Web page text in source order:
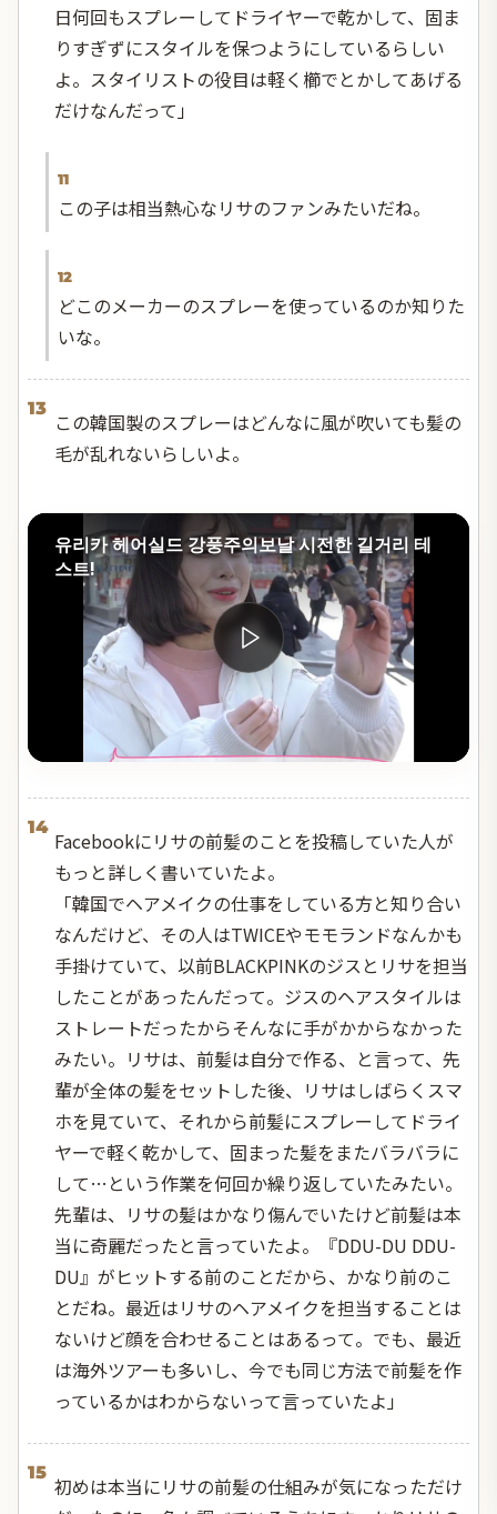
日何回もスプレーしてドライヤーで乾かして、固ま
りすぎずにスタイルを保つようにしているらしい
よ。スタイリストの役目は軽く櫛でとかしてあげる
だけなんだって」
11
この子は相当熱心なリサのファンみたいだね。
12
どこのメーカーのスプレーを使っているのか知りた
いな。
13
この韓国製のスプレーはどんなに風が吹いても髪の
毛が乱れないらしいよ。
유리카 헤어실드 강풍주의보날 시전한 길거리 테
스트!
14
Facebookにリサの前髪のことを投稿していた人が
もっと詳しく書いていたよ。
「韓国でヘアメイクの仕事をしている方と知り合い
なんだけど、その人はTWICEやモモランドなんかも
手掛けていて、以前BLACKPINKのジスとリサを担当
したことがあったんだって。ジスのヘアスタイルは
ストレートだったからそんなに手がかからなかった
みたい。リサは、前髪は自分で作る、と言って、先
輩が全体の髪をセットした後、リサはしばらくスマ
ホを見ていて、それから前髪にスプレーしてドライ
ヤーで軽く乾かして、固まった髪をまたバラバラに
して…という作業を何回か繰り返していたみたい。
先輩は、リサの髪はかなり傷んでいたけど前髪は本
当に奇麗だったと言っていたよ。『DDU-DU DDU-
DU』がヒットする前のことだから、かなり前のこ
とだね。最近はリサのヘアメイクを担当することは
ないけど顔を合わせることはあるって。でも、最近
は海外ツアーも多いし、今でも同じ方法で前髪を作
っているかはわからないって言っていたよ」
15
初めは本当にリサの前髪の仕組みが気になっただけ